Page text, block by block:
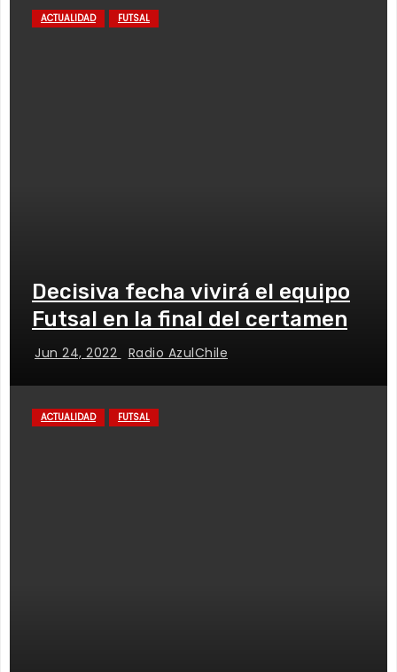
ACTUALIDAD FUTSAL
Decisiva fecha vivirá el equipo
Futsal en la final del certamen
Jun 24, 2022 Radio AzulChile
ACTUALIDAD FUTSAL